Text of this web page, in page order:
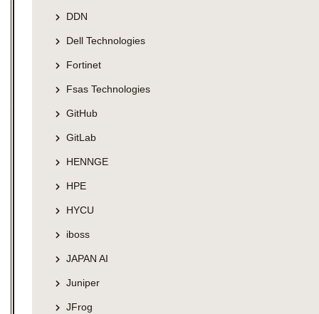
DDN
Dell Technologies
Fortinet
Fsas Technologies
GitHub
GitLab
HENNGE
HPE
HYCU
iboss
JAPAN AI
Juniper
JFrog